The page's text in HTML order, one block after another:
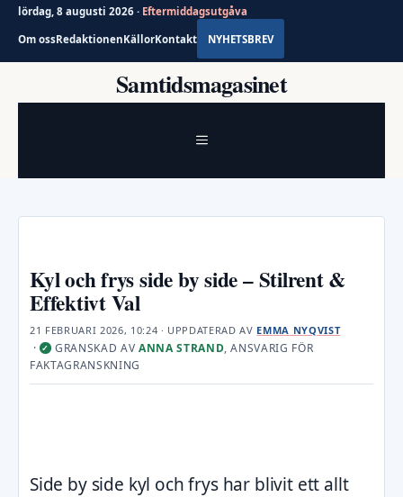
lördag, 8 augusti 2026 · Eftermiddagsutgåva
Om ossRedaktionenKällorKontakt NYHETSBREV
Samtidsmagasinet
MENY
Kyl och frys side by side – Stilrent &
Effektivt Val
21 FEBRUARI 2026, 10:24 · UPPDATERADAV EMMA NYQVIST
· ✓ GRANSKAD AV ANNA STRAND, ANSVARIG FÖR
FAKTAGRANSKNING
Side by side kyl och frys har blivit ett allt